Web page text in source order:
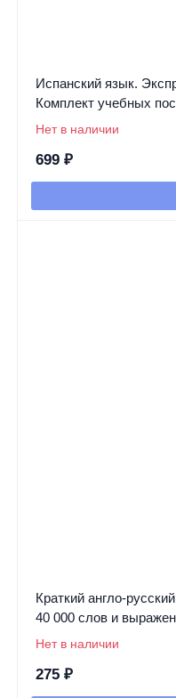
Испанский язык.
Комплект учебных
Нет в наличии
699 ₽
Краткий англо-
40 000 слов и
Нет в наличии
275 ₽